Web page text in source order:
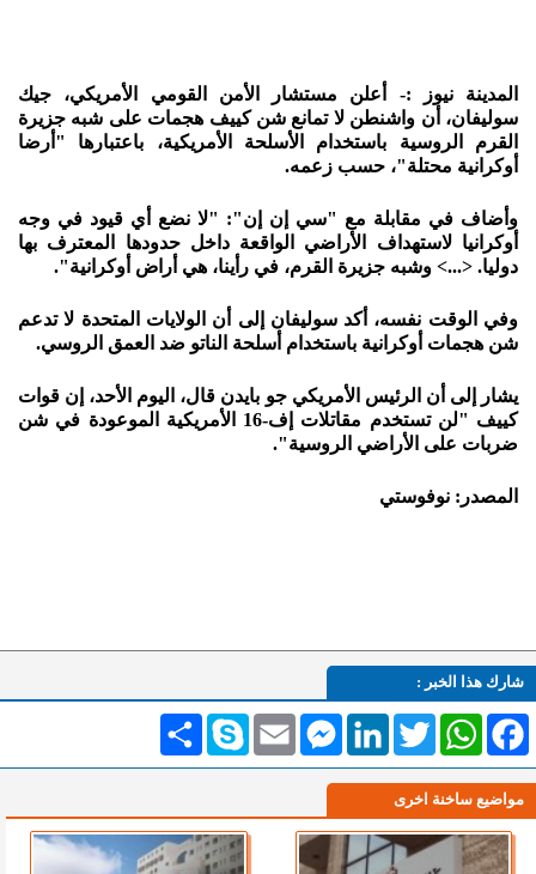
المدينة نيوز :- أعلن مستشار الأمن القومي الأمريكي، جيك
سوليفان، أن واشنطن لا تمانع شن كييف هجمات على شبه جزيرة
القرم الروسية باستخدام الأسلحة الأمريكية، باعتبارها "أرضا
أوكرانية محتلة"، حسب زعمه.
وأضاف في مقابلة مع "سي إن إن": "لا نضع أي قيود في وجه
أوكرانيا لاستهداف الأراضي الواقعة داخل حدودها المعترف بها
دوليا. <...> وشبه جزيرة القرم، في رأينا، هي أراض أوكرانية".
وفي الوقت نفسه، أكد سوليفان إلى أن الولايات المتحدة لا تدعم
شن هجمات أوكرانية باستخدام أسلحة الناتو ضد العمق الروسي.
يشار إلى أن الرئيس الأمريكي جو بايدن قال، اليوم الأحد، إن قوات
كييف "لن تستخدم مقاتلات إف-16 الأمريكية الموعودة في شن
ضربات على الأراضي الروسية".
المصدر: نوفوستي
شارك هذا الخبر :
انشر Skype Email
MessengerLinkedInTwitterWhatsAppFacebook
مواضيع ساخنة اخرى